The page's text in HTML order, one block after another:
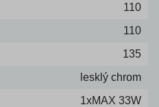
110
110
135
lesklý chrom
1xMAX 33W